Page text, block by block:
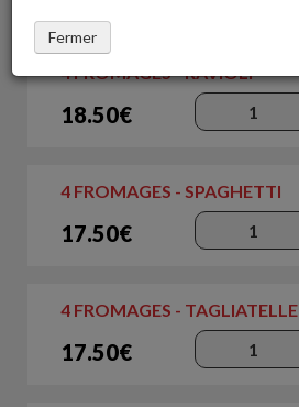
Fermer
4 FROMAGES - RAVIOLI
18.50€
4 FROMAGES - SPAGHETTI
17.50€
4 FROMAGES - TAGLIATELLE
17.50€